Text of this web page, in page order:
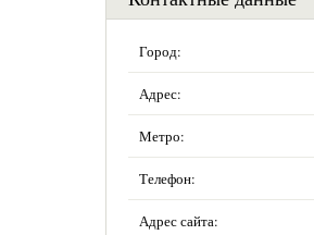
Город:
Адрес:
Метро:
Телефон:
Адрес сайта: